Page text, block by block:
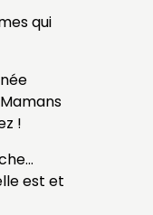
qui
!
est et